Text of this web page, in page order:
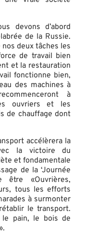
devons d’abord
de la Russie.
deux tâches les
de travail bien
et la restauration
fonctionne bien,
des machines à
à
ouvriers et les
de chauffage dont
accélèrera la
la victoire du
et fondamentale
de la ‘Journée
être «Ouvrières,
tous les efforts
à surmonter
le transport.
pain, le bois de